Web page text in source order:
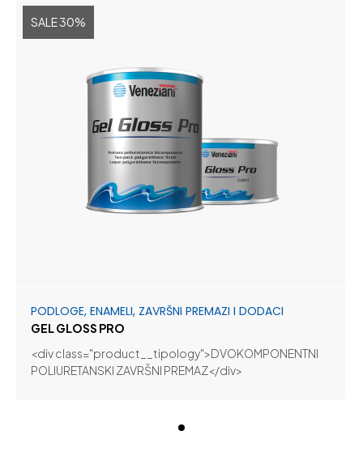
SALE 30%
PODLOGE, ENAMELI, ZAVRŠNI PREMAZI I DODACI
GEL GLOSS PRO
<div class="product__tipology">DVOKOMPONENTNI
POLIURETANSKI ZAVRŠNI PREMAZ</div>